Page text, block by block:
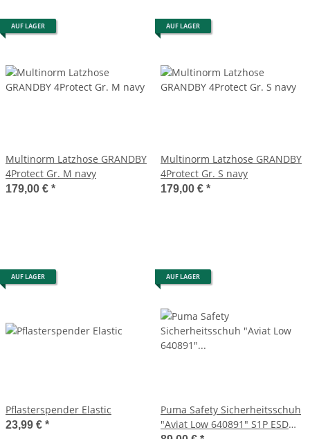
AUF LAGER
Multinorm Latzhose GRANDBY
4Protect Gr. M navy
179,00 € *
AUF LAGER
Multinorm Latzhose GRANDBY
4Protect Gr. S navy
179,00 € *
AUF LAGER
Pflasterspender Elastic
23,99 € *
AUF LAGER
Puma Safety Sicherheitsschuh
"Aviat Low 640891" S1P ESD